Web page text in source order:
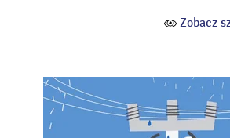
Zobacz